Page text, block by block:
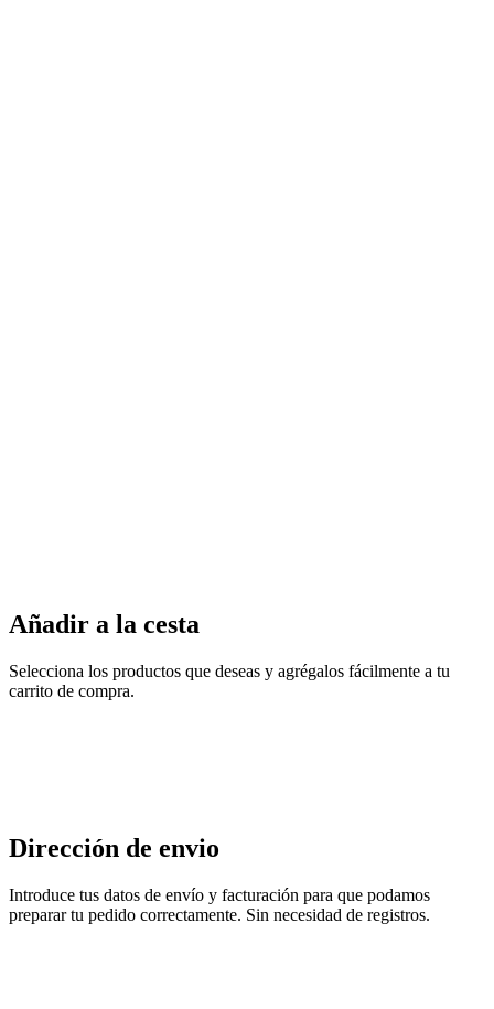
Añadir a la cesta
Selecciona los productos que deseas y agrégalos fácilmente a tu
carrito de compra.
Dirección de envio
Introduce tus datos de envío y facturación para que podamos
preparar tu pedido correctamente. Sin necesidad de registros.